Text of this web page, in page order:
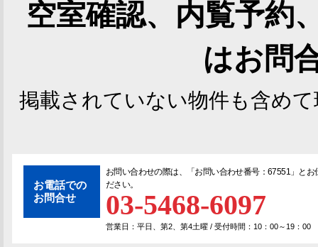
空室確認、内覧予約
はお問
掲載されていない物件も含め
お電話での
お問合せ
お問い合わせの際は、「 お問い合わせ番号：67551 」とお
ださい。
03-5468-6097
営業日：平日、第2、第4土曜 / 受付時間：10：00～19：00